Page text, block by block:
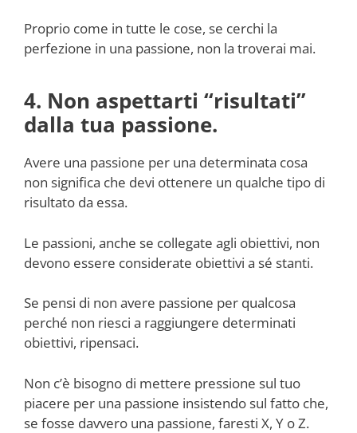
Proprio come in tutte le cose, se cerchi la
perfezione in una passione, non la troverai mai.
4. Non aspettarti “risultati”
dalla tua passione.
Avere una passione per una determinata cosa
non significa che devi ottenere un qualche tipo di
risultato da essa.
Le passioni, anche se collegate agli obiettivi, non
devono essere considerate obiettivi a sé stanti.
Se pensi di non avere passione per qualcosa
perché non riesci a raggiungere determinati
obiettivi, ripensaci.
Non c’è bisogno di mettere pressione sul tuo
piacere per una passione insistendo sul fatto che,
se fosse davvero una passione, faresti X, Y o Z.